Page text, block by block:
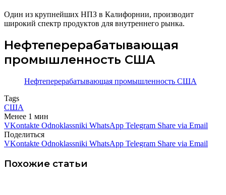
Один из крупнейших НПЗ в Калифорнии, производит
широкий спектр продуктов для внутреннего рынка.
Нефтеперерабатывающая
промышленность США
Нефтеперерабатывающая промышленность США
Tags
США
Менее 1 мин
VKontakte Odnoklassniki WhatsApp Telegram Share via Email
Поделиться
VKontakte Odnoklassniki WhatsApp Telegram Share via Email
Похожие статьи